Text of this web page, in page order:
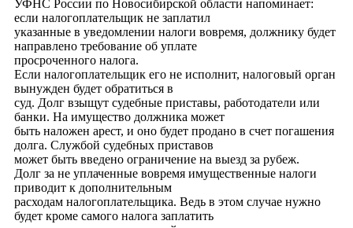
УФНС России по Новосибирской области напоминает:
если налогоплательщик не заплатил
указанные в уведомлении налоги вовремя, должнику будет
направлено требование об уплате
просроченного налога.
Если налогоплательщик его не исполнит, налоговый орган
вынужден будет обратиться в
суд. Долг взыщут судебные приставы, работодатели или
банки. На имущество должника может
быть наложен арест, и оно будет продано в счет погашения
долга. Службой судебных приставов
может быть введено ограничение на выезд за рубеж.
Долг за не уплаченные вовремя имущественные налоги
приводит к дополнительным
расходам налогоплательщика. Ведь в этом случае нужно
будет кроме самого налога заплатить